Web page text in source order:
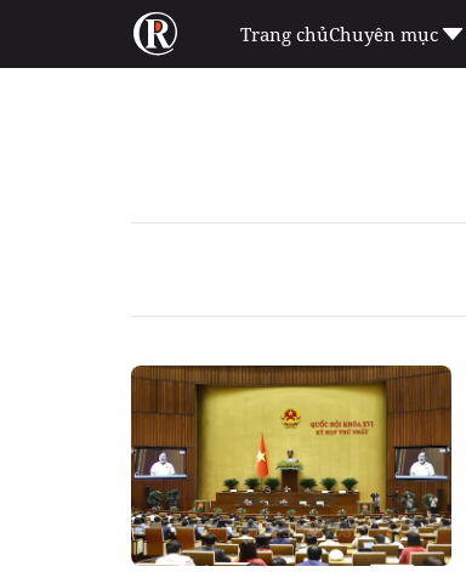
Trang chủChuyên mục